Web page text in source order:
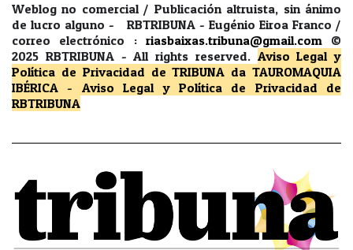
Weblog no comercial / Publicación altruista, sin ánimo
de lucro alguno - RBTRIBUNA - Eugénio Eiroa Franco /
correo electrónico : riasbaixas.tribuna@gmail.com
©
2025 RBTRIBUNA -All rights reserved. Aviso Legal y
Política de Privacidad de TRIBUNA da TAUROMAQUIA
IBÉRICA - Aviso Legal y Política de Privacidad
de
RBTRIBUNA